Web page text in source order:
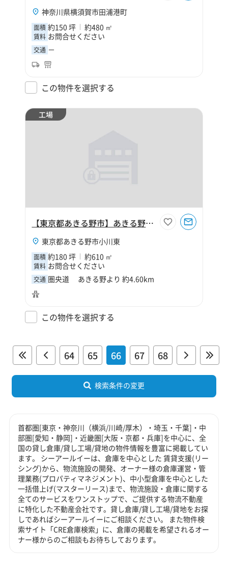
神奈川県横須賀市田浦港町
面積 約150 坪 約480 ㎡
賃料 お問合せください
交通 －
この物件を選択する
工場
【東京都あきる野市】あきる野市小川東1丁目190坪工場
東京都あきる野市小川東
面積 約180 坪 約610 ㎡
賃料 お問合せください
交通 圏央道 あきる野より 約4.60km
この物件を選択する
64 65 66 67 68
検索条件の変更
首都圏[東京・神奈川（横浜/川崎/厚木）・埼玉・千葉]・中
部圏[愛知・静岡]・近畿圏[大阪・京都・兵庫]を中心に、全
国の貸し倉庫/貸し工場/貸地の物件情報を豊富に掲載してい
ます。 シーアールイーは、倉庫を中心とした 賃貸支援(リー
シング)から、物流施設の開発、オーナー様の倉庫運営・管
理業務(プロパティマネジメント)、中小型倉庫を中心とした
一括借上げ(マスターリース)まで、物流施設・倉庫に関する
全てのサービスをワンストップで、ご提供する物流不動産
に特化した不動産会社です。貸し倉庫/貸し工場/貸地をお探
しであればシーアールイーにご相談ください。 また物件検
索サイト「CRE倉庫検索」に、倉庫の掲載を希望されるオー
ナー様からのご相談もお待ちしております。